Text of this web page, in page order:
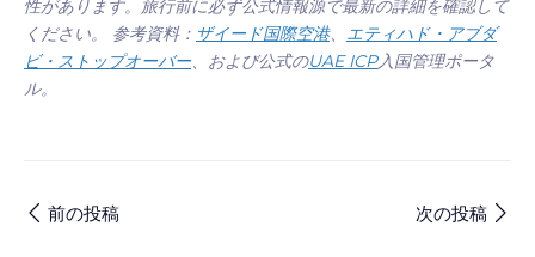
性があります。旅行前に必ず公式情報源で最新の詳細を確認して
ください。 参考資料： ザイード国際空港、 エティハド・アブダ
ビ・ストップオーバー、および公式のUAE ICP入国管理ポータ
ル。
前の投稿 次の投稿